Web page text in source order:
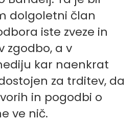
dolgoletni član
iste zveze in
zgodbo, a v
kar naenkrat
za trditev, da
in pogodbi o
ve nič.